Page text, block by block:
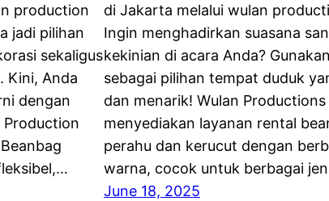
production
jadi pilihan
sekaligus
Kini, Anda
dengan
Production
di Jakarta melalui wulan
Ingin menghadirkan suasana
kekinian di acara Anda?
sebagai pilihan tempat duduk
dan menarik! Wulan Productions
menyediakan layanan rental
perahu dan kerucut dengan
warna, cocok untuk berbagai
June 18, 2025